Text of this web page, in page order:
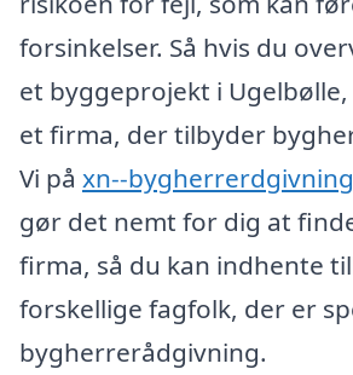
forsinkelser. Så hvis du
et byggeprojekt i
et firma, der tilbyder
Vi på xn--
gør det nemt for dig at
firma, så du kan indhente
forskellige fagfolk, der er
bygherrerådgivning.